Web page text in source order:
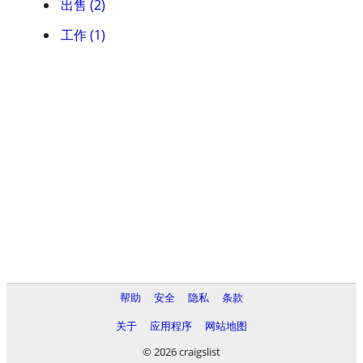
出售 (2)
工作 (1)
帮助 安全 隐私
条款
关于
应用程序
网站地图
© 2026 craigslist